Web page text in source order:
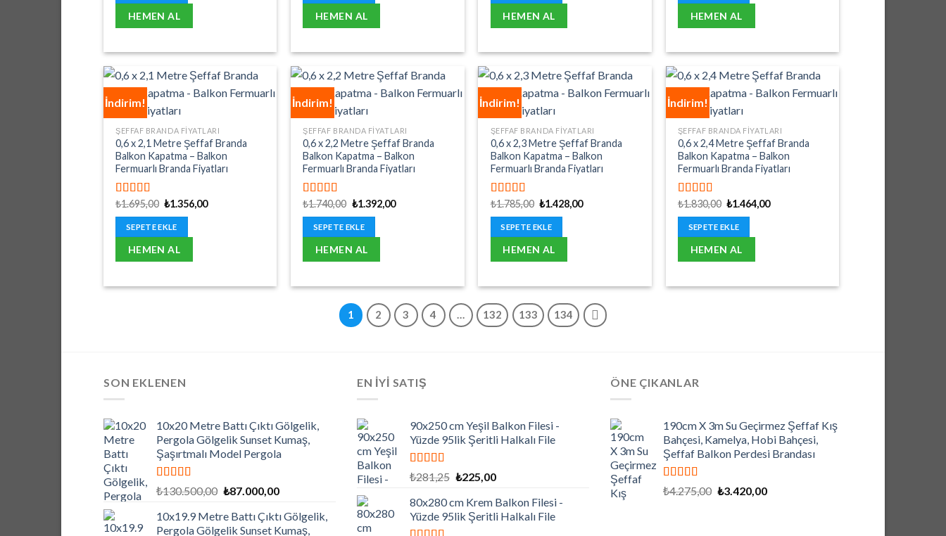
HEMEN AL HEMEN AL HEMEN AL HEMEN AL
İndirim!
ŞEFFAF BRANDA FIYATLARI
0,6 x 2,1 Metre Şeffaf Branda
Balkon Kapatma – Balkon
Fermuarlı Branda Fiyatları
5 üzerinden
5.00oy aldı
₺1.695,00 Orijinal
₺1.695,00.
₺1.356,00Şu
SEPETE EKLE
HEMEN AL
İndirim!
ŞEFFAF BRANDA FIYATLARI
0,6 x 2,2 Metre Şeffaf Branda
Balkon Kapatma – Balkon
Fermuarlı Branda Fiyatları
5 üzerinden
5.00oy aldı
₺1.740,00 Orijinal
₺1.740,00.
₺1.392,00Şu
SEPETE EKLE
HEMEN AL
İndirim!
ŞEFFAF BRANDA FIYATLARI
0,6 x 2,3 Metre Şeffaf Branda
Balkon Kapatma – Balkon
Fermuarlı Branda Fiyatları
5 üzerinden
5.00oy aldı
₺1.785,00 Orijinal
₺1.785,00.
₺1.428,00Şu
SEPETE EKLE
HEMEN AL
İndirim!
ŞEFFAF BRANDA FIYATLARI
0,6 x 2,4 Metre Şeffaf Branda
Balkon Kapatma – Balkon
Fermuarlı Branda Fiyatları
5 üzerinden
5.00oy aldı
₺1.830,00 Orijinal
₺1.830,00.
₺1.464,00Şu
SEPETE EKLE
HEMEN AL
1 2 3 4 … 132 133 134
SON EKLENEN
10x20 Metre Battı Çıktı Gölgelik,
Pergola Gölgelik Sunset Kumaş,
Şaşırtmalı Model Pergola
5 üzerinden
oy aldı
₺130.500,00 Orijinal
₺130.500,00.
₺87.000,00Şu
fiyat:
10x19.9 Metre Battı Çıktı Gölgelik,
Pergola Gölgelik Sunset Kumaş,
EN İYİ SATIŞ
90x250 cm Yeşil Balkon Filesi -
Yüzde 95lik Şeritli Halkalı File
5 üzerinden
oy aldı
₺281,25 Orijinal
₺281,25.
₺225,00Şu
fiyat:
₺225,00.
80x280 cm Krem Balkon Filesi -
Yüzde 95lik Şeritli Halkalı File
ÖNE ÇIKANLAR
190cm X 3m Su Geçirmez Şeffaf Kış
Bahçesi, Kamelya, Hobi Bahçesi,
Şeffaf Balkon Perdesi Brandası
5 üzerinden
oy aldı
₺4.275,00 Orijinal
₺3.420,00Şu